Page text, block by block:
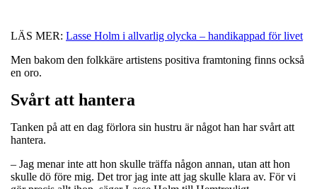
LÄS MER: Lasse Holm i allvarlig olycka – handikappad för livet
Men bakom den folkkäre artistens positiva framtoning finns också
en oro.
Svårt att hantera
Tanken på att en dag förlora sin hustru är något han har svårt att
hantera.
– Jag menar inte att hon skulle träffa någon annan, utan att hon
skulle dö före mig. Det tror jag inte att jag skulle klara av. För vi